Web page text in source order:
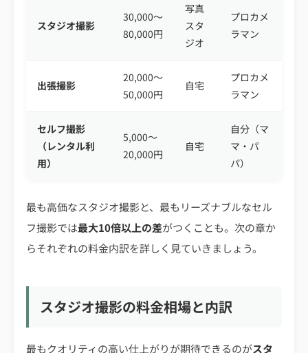
スタジオ撮影
30,000〜
80,000円
写真
スタ
ジオ
プロカメ
ラマン
出張撮影
20,000〜
50,000円
自宅
プロカメ
ラマン
セルフ撮影
（レンタル利
用）
5,000〜
20,000円
自宅
自分（マ
マ・パ
パ）
最も高価なスタジオ撮影と、最もリーズナブルなセル
フ撮影では最大10倍以上の差がつくことも。次の章か
らそれぞれの料金内訳を詳しく見ていきましょう。
スタジオ撮影の料金相場と内訳
最もクオリティの高い仕上がりが期待できるのがスタ